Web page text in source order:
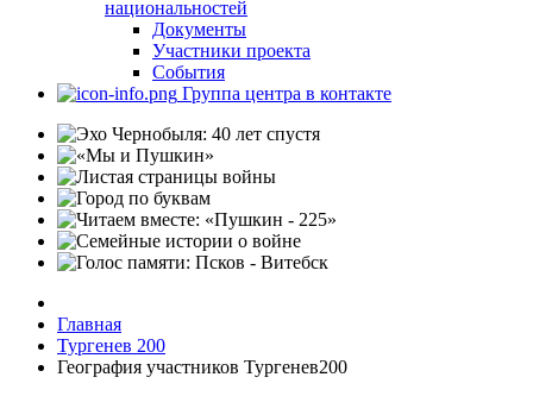
национальностей
Документы
Участники проекта
События
Группа центра в контакте
Главная
Тургенев 200
География участников Тургенев200